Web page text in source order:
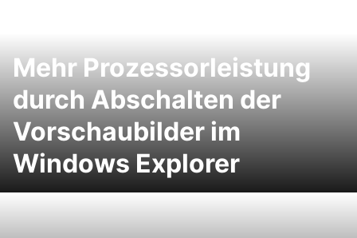
Mehr Prozessorleistung
durch Abschalten der
Vorschaubilder im
Windows Explorer